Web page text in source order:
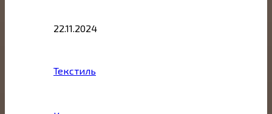
22.11.2024
Текстиль